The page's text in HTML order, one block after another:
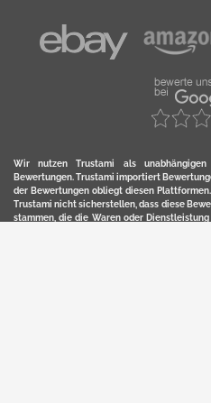
Wir nutzen Trustami als
Bewertungen. Trustami importiert
der Bewertungen obliegt diesen
Trustami nicht sicherstellen, dass diese
stammen, die die Waren oder